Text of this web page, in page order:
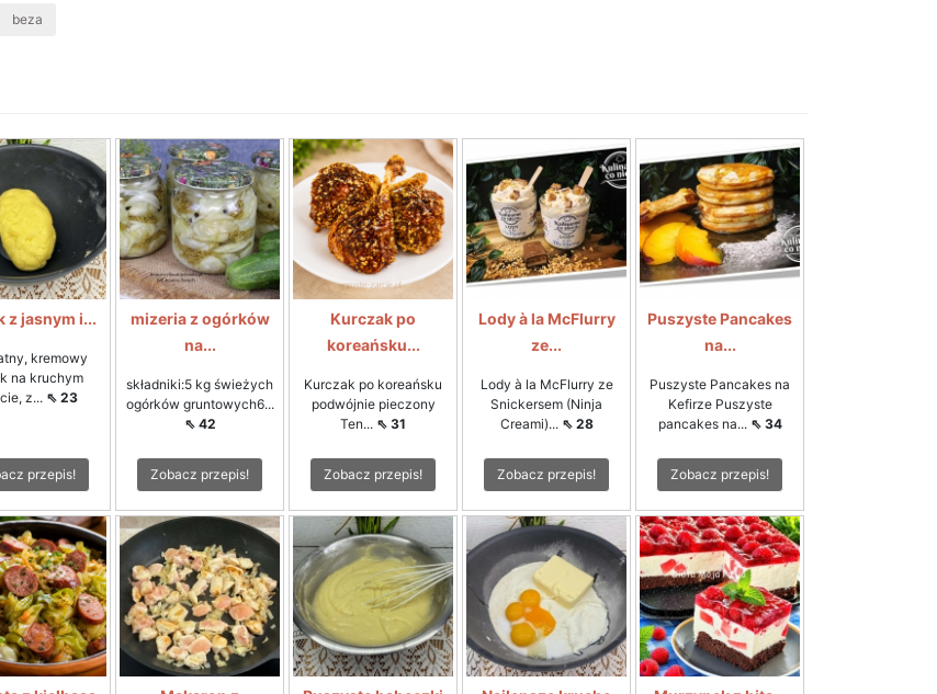
beza
z jasnym i...
kremowy
na kruchym
z... ⇖ 23
przepis!
mizeria z ogórków
na...
składniki:5 kg świeżych
ogórków gruntowych6...
⇖ 42
Zobacz przepis!
Kurczak po
koreańsku...
Kurczak po koreańsku
podwójnie pieczony
Ten... ⇖ 31
Zobacz przepis!
Lody à la McFlurry
ze...
Lody à la McFlurry ze
Snickersem (Ninja
Creami)... ⇖ 28
Zobacz przepis!
Puszyste Pancakes
na...
Puszyste Pancakes na
Kefirze Puszyste
pancakes na... ⇖ 34
Zobacz przepis!